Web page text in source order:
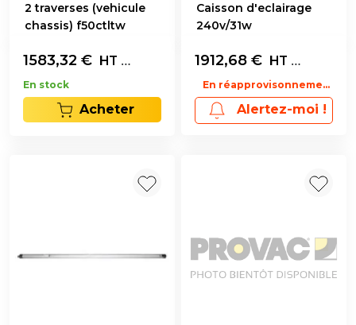
2 traverses (vehicule
chassis) f50ctltw
1583,32 € HT Le kit
En stock
Acheter
Caisson d'eclairage
240v/31w
1912,68 € HT Par 4
En réapprovisonnement
Alertez-moi !